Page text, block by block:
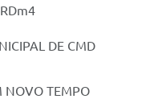
DE CMD
NOVO TEMPO